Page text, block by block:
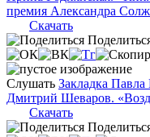
премия Александра
Скачать
Слушать Закладка
Дмитрий Шеваров.
Скачать